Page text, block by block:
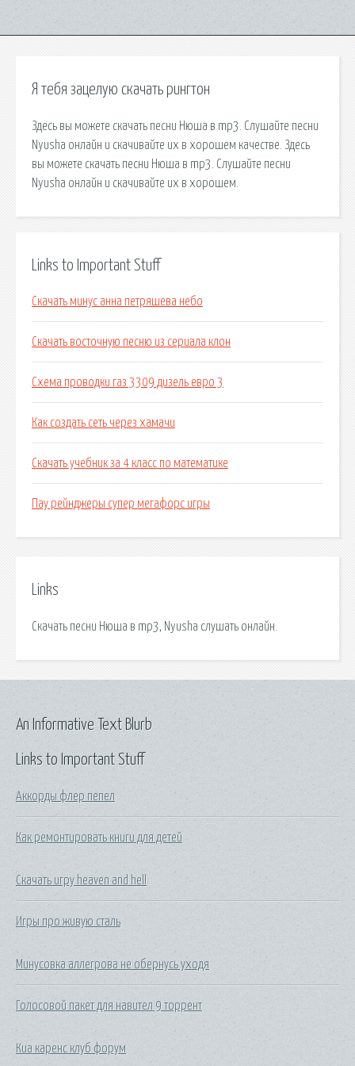
Я тебя зацелую скачать рингтон
Здесь вы можете скачать песни Нюша в mp3. Слушайте песни
Nyusha онлайн и скачивайте их в хорошем качестве. Здесь
вы можете скачать песни Нюша в mp3. Слушайте песни
Nyusha онлайн и скачивайте их в хорошем.
Links to Important Stuff
Скачать минус анна петряшева небо
Скачать восточную песню из сериала клон
Схема проводки газ 3309 дизель евро 3
Как создать сеть через хамачи
Скачать учебник за 4 класс по математике
Пау рейнджеры супер мегафорс игры
Links
Скачать песни Нюша в mp3, Nyusha слушать онлайн.
Links to Important Stuff
Аккорды флер пепел
Как ремонтировать книги для детей
Скачать игру heaven and hell
Игры про живую сталь
Минусовка аллегрова не обернусь уходя
Голосовой пакет для навител 9 торрент
Киа каренс клуб форум
An Informative Text Blurb